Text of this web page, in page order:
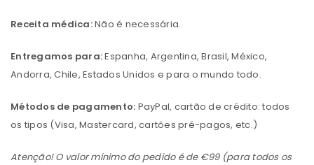
Receita médica:Não é necessária.
Entregamos para:Espanha, Argentina, Brasil, México,
Andorra, Chile, Estados Unidos e para o mundo todo.
Métodos de pagamento: PayPal, cartão de crédito: todos
os tipos (Visa, Mastercard, cartões pré-pagos, etc.)
Atenção! O valor mínimo do pedido é de €99 (para todos os